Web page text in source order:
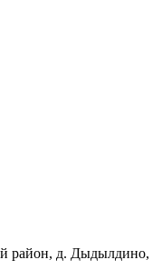
район, д. Дыдылдино,